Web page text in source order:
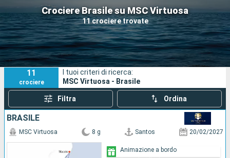
Crociere Brasile su MSC Virtuosa
11 crociere trovate
Le nostre destinazioni
Mesi di partenza
Porti Compagnie
Ricerca
11
crociere
I tuoi criteri di ricerca:
MSC Virtuosa - Brasile
Filtra Ordina
BRASILE
MSC Virtuosa 8 g Santos 20/02/2027
Animazione a bordo